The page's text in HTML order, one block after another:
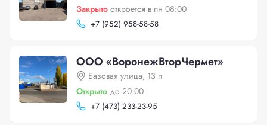
Закрыто откроется в пн 08:00
+7 (952) 958-58-58
ООО «ВоронежВторЧермет»
Базовая улица, 13 п
Открыто до 20:00
+7 (473) 233-23-95